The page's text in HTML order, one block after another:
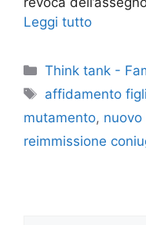
Leggi tutto
Categorie
Think tank -
Tag
affidamento figli
mutamento, nuovo
reimmissione